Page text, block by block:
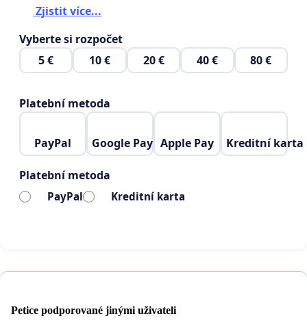
Zjistit více...
Vyberte si rozpočet
5 €
10 € 20 € 40 € 80 €
Platební metoda
PayPal Google Pay Apple Pay Kreditní karta
Platební metoda
PayPal Kreditní karta
Petice podporované jinými uživateli